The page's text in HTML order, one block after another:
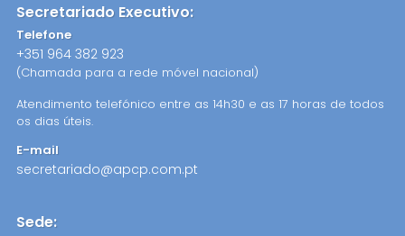
Secretariado Executivo:
Telefone
+351 964 382 923
(Chamada para a rede móvel nacional)
Atendimento telefónico entre as 14h30 e as 17 horas de todos
os dias úteis.
E-mail
secretariado@apcp.com.pt
Sede: